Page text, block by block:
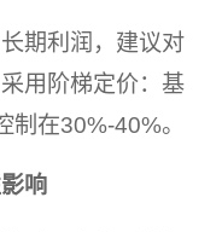
期利润，建议对
用阶梯定价：基
在30%-40%。
响